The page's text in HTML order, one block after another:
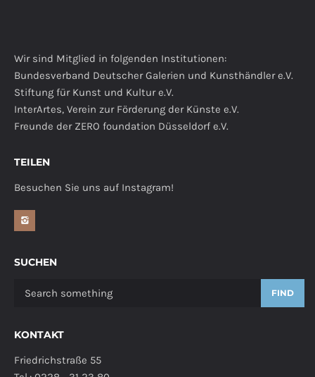
Wir sind Mitglied in folgenden Institutionen:
Bundesverband Deutscher Galerien und Kunsthändler e.V.
Stiftung für Kunst und Kultur e.V.
InterArtes, Verein zur Förderung der Künste e.V.
Freunde der ZERO foundation Düsseldorf e.V.
TEILEN
Besuchen Sie uns auf Instagram!
SUCHEN
FIND
KONTAKT
Friedrichstraße 55